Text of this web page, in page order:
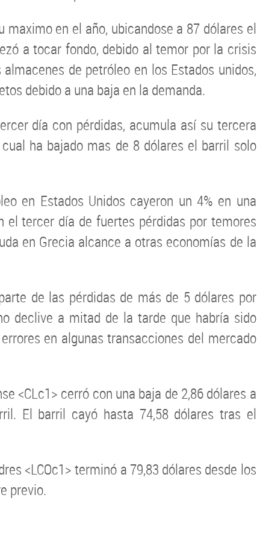
maximo en el año, ubicandose a 87 dólares el
a tocar fondo, debido al temor por la crisis
de petróleo en los Estados unidos,
debido a una baja en la demanda.
día con pérdidas, acumula así su tercera
ha bajado mas de 8 dólares el barril solo
en Estados Unidos cayeron un 4% en una
el tercer día de fuertes pérdidas por temores
en Grecia alcance a otras economías de la
de las pérdidas de más de 5 dólares por
declive a mitad de la tarde que habría sido
en algunas transacciones del mercado
<CLc1> cerró con una baja de 2,86 dólares a
El barril cayó hasta 74,58 dólares tras el
<LCOc1> terminó a 79,83 dólares desde los
previo.